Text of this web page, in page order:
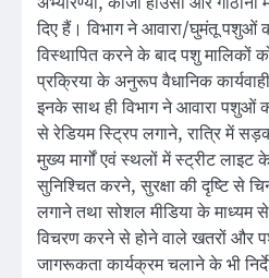
दिए हैं। विभाग ने आवारा/घुमंतू पशुओं
विस्थापित करने के बाद पशु
प्रक्रिया के अनुरूप वैधानिक
इनके साथ ही विभाग ने आवारा पशुओं
से रेडियम स्ट्रिप लगाने, रात्रि में
मुख्य मार्गों एवं स्थलों में स्ट्रीट लाइट
सुनिश्चित करने, सुरक्षा की दृष्टि से
लगाने तथा सोशल मीडिया के
विचरण करने से होने वाले खतरों और
जागरूकता कार्यक्रम चलाने के भी